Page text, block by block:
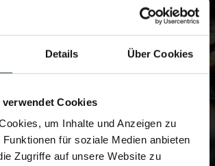
Details Über Cookies
verwendet Cookies
um Inhalte und Anzeigen zu
für soziale Medien anbieten
Zugriffe auf unsere Website zu